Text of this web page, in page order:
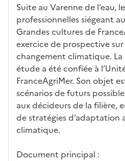
Suite au Varenne de l’eau,
professionnelles siégeant
Grandes cultures de
exercice de prospective
changement climatique.
étude a été confiée à
FranceAgriMer. Son objet
scénarios de futurs
aux décideurs de la filière,
de stratégies d’adaptation
climatique.
Document principal :